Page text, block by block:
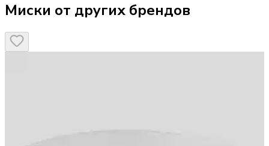
Миски от других брендов